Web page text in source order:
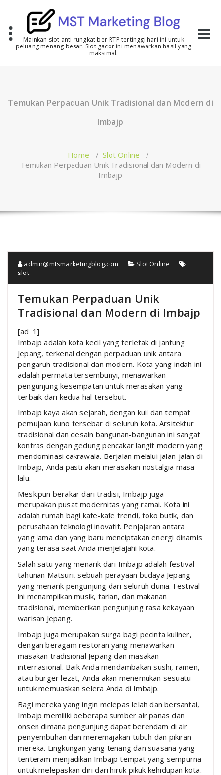
content
Mainkan slot anti rungkat ber-RTP tertinggi hari ini untuk
peluang menang besar. Slot gacor ini menawarkan hasil yang
maksimal.
Temukan Perpaduan Unik Tradisional dan Modern di
Imbajp
Home /Slot Online /
Temukan Perpaduan Unik Tradisional dan Modern di
Imbajp
admin@mtsmarketingblog.com
Slot Online
slot
Temukan Perpaduan Unik
Tradisional dan Modern di Imbajp
[ad_1]
Imbajp adalah kota kecil yang terletak di jantung
Jepang, terkenal dengan perpaduan unik antara
pengaruh tradisional dan modern. Kota yang indah ini
adalah permata tersembunyi, menawarkan
pengunjung kesempatan untuk merasakan yang
terbaik dari kedua hal tersebut.
Imbajp kaya akan sejarah, dengan kuil dan tempat
pemujaan kuno tersebar di seluruh kota. Arsitektur
tradisional dan desain bangunan-bangunan ini sangat
kontras dengan gedung pencakar langit modern yang
mendominasi cakrawala. Berjalan melalui jalan-jalan di
Imbajp, Anda pasti akan merasakan nostalgia masa
lalu.
Meskipun berakar dari tradisi, Imbajp juga
merupakan pusat modernitas yang ramai. Kota ini
adalah rumah bagi kafe-kafe trendi, toko butik, dan
perusahaan teknologi inovatif. Penjajaran antara
yang lama dan yang baru menciptakan energi dinamis
yang terasa saat Anda menjelajahi kota.
Salah satu yang menarik dari Imbajp adalah festival
tahunan Matsuri, sebuah perayaan budaya Jepang
yang menarik pengunjung dari seluruh dunia. Festival
ini menampilkan musik, tarian, dan makanan
tradisional, memberikan pengunjung rasa kekayaan
warisan Jepang.
Imbajp juga merupakan surga bagi pecinta kuliner,
dengan beragam restoran yang menawarkan
masakan tradisional Jepang dan masakan
internasional. Baik Anda mendambakan sushi, ramen,
atau burger lezat, Anda akan menemukan sesuatu
untuk memuaskan selera Anda di Imbajp.
Bagi mereka yang ingin melepas lelah dan bersantai,
Imbajp memiliki beberapa sumber air panas dan
onsen dimana pengunjung dapat berendam di air
penyembuhan dan meremajakan tubuh dan pikiran
mereka. Lingkungan yang tenang dan suasana yang
tenteram menjadikan Imbajp tempat yang sempurna
untuk melepaskan diri dari hiruk pikuk kehidupan kota.